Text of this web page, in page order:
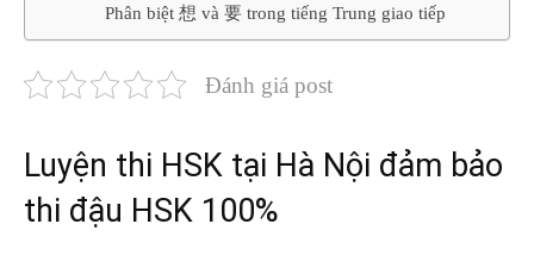
Phân biệt 想 và 要 trong tiếng Trung giao tiếp
Đánh giá post
Luyện thi HSK tại Hà Nội đảm bảo
thi đậu HSK 100%